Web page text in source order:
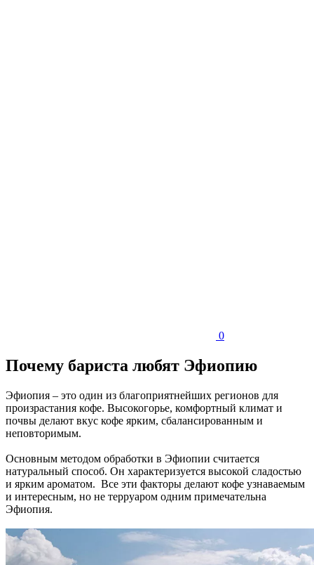
0
Почему бариста любят Эфиопию
Эфиопия – это один из благоприятнейших регионов для
произрастания кофе. Высокогорье, комфортный климат и
почвы делают вкус кофе ярким, сбалансированным и
неповторимым.
Основным методом обработки в Эфиопии считается
натуральный способ. Он характеризуется высокой сладостью
и ярким ароматом. Все эти факторы делают кофе узнаваемым
и интересным, но не терруаром одним примечательна
Эфиопия.